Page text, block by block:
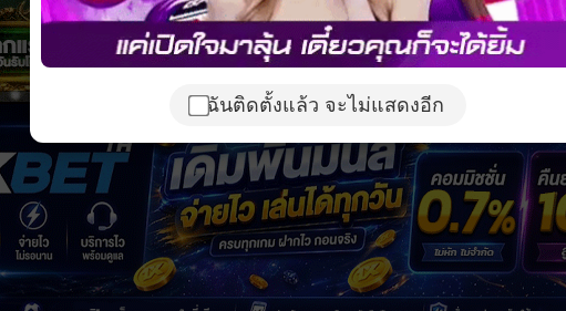
ฉันติดตั้งแล้ว จะไม่แสดงอีก